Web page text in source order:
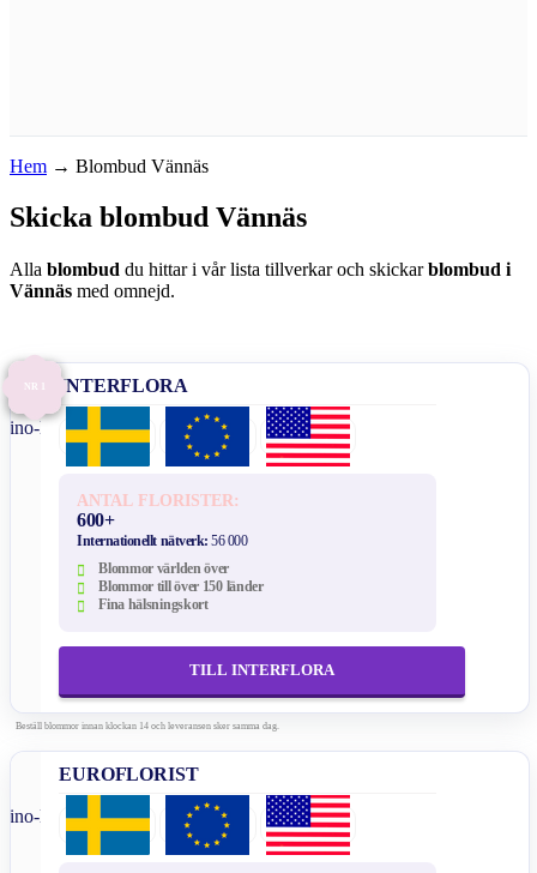
Hem → Blombud Vännäs
Skicka blombud Vännäs
Alla blombud du hittar i vår lista tillverkar och skickarblombud i
Vännäs med omnejd.
NR 1 INTERFLORA
ANTAL FLORISTER:
600+
Internationellt nätverk:56 000
Blommor världen över
Blommor till över 150 länder
Fina hälsningskort
TILL INTERFLORA
Beställ blommor innan klockan 14 och leveransen sker samma dag.
EUROFLORIST